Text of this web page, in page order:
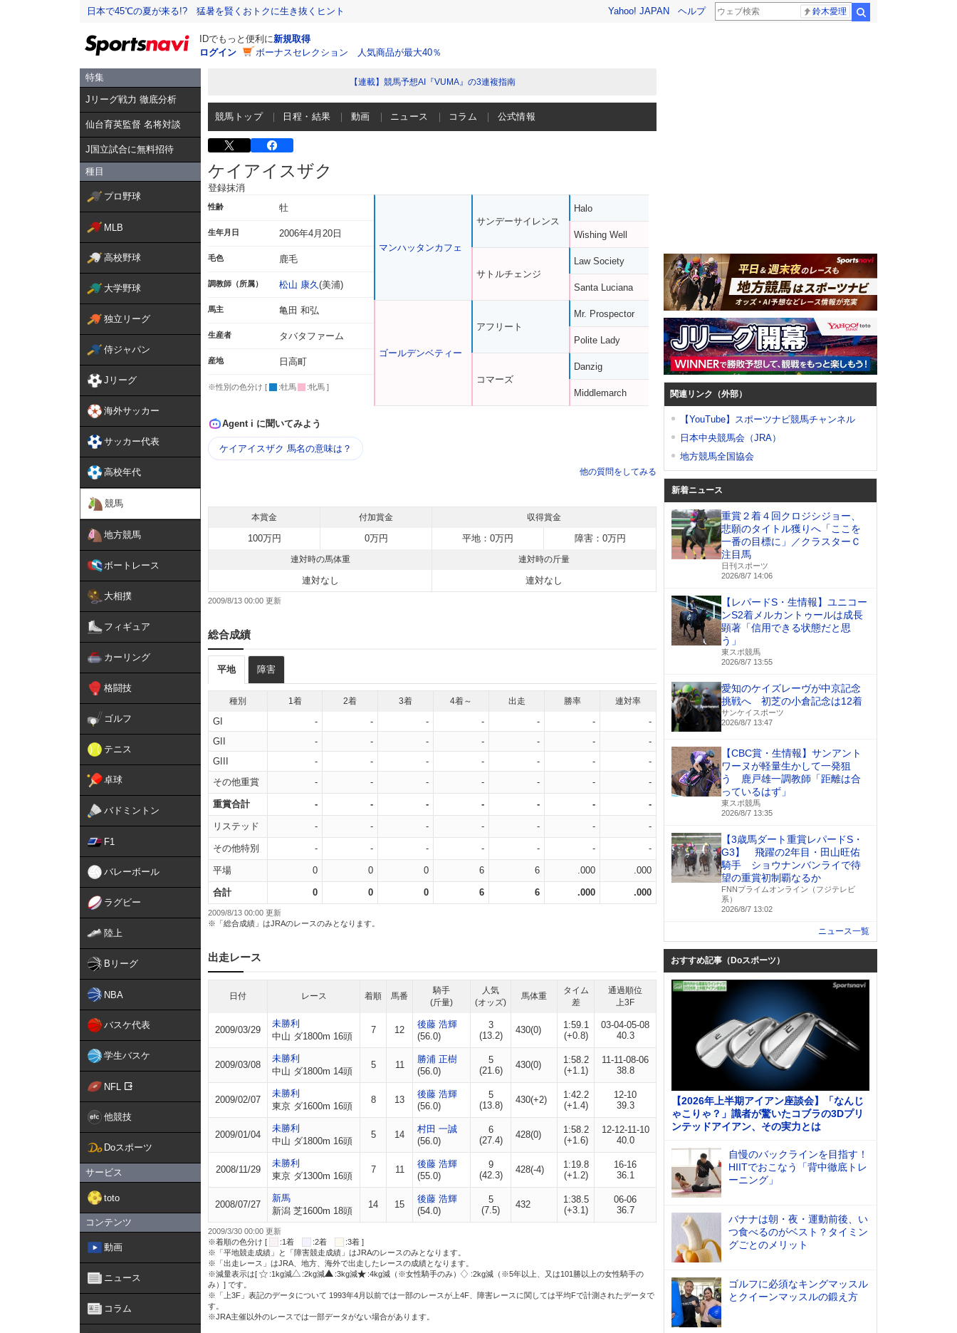
日本で45℃の夏が来る!? 猛暑を賢くおトクに生き抜くヒント Yahoo! JAPAN ヘルプ 鈴木愛理
IDでもっと便利に新規取得
ログイン
ボーナスセレクション 人気商品が最大40％
特集
Jリーグ戦力 徹底分析
仙台育英監督 名将対談
J国立試合に無料招待
種目
プロ野球
MLB
高校野球
大学野球
独立リーグ
侍ジャパン
Jリーグ
海外サッカー
サッカー代表
高校年代
競馬
地方競馬
ボートレース
大相撲
フィギュア
カーリング
格闘技
ゴルフ
テニス
卓球
バドミントン
F1
バレーボール
ラグビー
陸上
Bリーグ
NBA
バスケ代表
学生バスケ
NFL
他競技
Doスポーツ
サービス
toto
コンテンツ
動画
ニュース
コラム
【連載】競馬予想AI『VUMA』の3連複指南
競馬トップ 日程・結果 動画 ニュース コラム 公式情報
ケイアイスザク
登録抹消
性齢 牡
生年月日 2006年4月20日
毛色 鹿毛
調教師（所属） 松山 康久(美浦)
馬主 亀田 和弘
生産者 タバタファーム
産地 日高町
※性別の色分け [ :牡馬 :牝馬 ]
マンハッタンカフェ
ゴールデンベティー
サンデーサイレンス
サトルチェンジ
アフリート
コマーズ
Halo
Wishing Well
Law Society
Santa Luciana
Mr. Prospector
Polite Lady
Danzig
Middlemarch
Agent i に聞いてみよう
ケイアイスザク 馬名の意味は？
他の質問をしてみる
本賞金 付加賞金 収得賞金
100万円 0万円 平地：0万円 障害：0万円
連対時の馬体重 連対時の斤量
連対なし 連対なし
2009/8/13 00:00
総合成績
平地 障害
種別 1着 2着 3着 4着～ 出走 勝率 連対率
GI - - - - - -
-
GII
- - - - - -
-
GIII
- - - - - -
-
その他重賞
- - - - - - -
重賞合計 - - - - - - -
リステッド - - - - - - -
その他特別 - - - - - - -
平場 0 0 0 6 6 .000 .000
合計 0 0 0 6 6 .000 .000
2009/8/13 00:00 更新
※「総合成績」はJRAのレースのみとなります。
出走レース
日付 レース 着順 馬番
騎手
(斤量)
人気
(オッズ)
馬体重
タイム
差
通過順位
上3F
2009/03/29
未勝利
中山 ダ1800m 16頭
7 12
後藤 浩輝
(56.0)
3
(13.2)
430(0)
1:59.1
(+0.8)
03-04-05-08
40.3
2009/03/08
未勝利
中山 ダ1800m 14頭
5 11
勝浦 正樹
(56.0)
5
(21.6)
430(0)
1:58.2
(+1.1)
11-11-08-06
38.8
2009/02/07
未勝利
東京 ダ1600m 16頭
8 13
後藤 浩輝
(56.0)
5
(13.8)
430(+2)
1:42.2
(+1.4)
12-10
39.3
2009/01/04
未勝利
中山 ダ1800m 16頭
5 14
村田 一誠
(56.0)
6
(27.4)
428(0)
1:58.2
(+1.6)
12-12-11-10
40.0
2008/11/29
未勝利
東京 ダ1300m 16頭
7 11
後藤 浩輝
(55.0)
9
(42.3)
428(-4)
1:19.8
(+1.2)
16-16
36.1
2008/07/27
新馬
新潟 芝1600m 18頭
14 15
後藤 浩輝
(54.0)
5
(7.5)
432
1:38.5
(+3.1)
06-06
36.7
2009/3/30 00:00 更新
※着順の色分け [
:1着 :2着
:3着 ]
※「平地競走成績」と「障害競走成績」はJRAのレースのみとなります。
※「出走レース」はJRA、地方、海外で出走したレースの成績となります。
※減量表示は[
:1kg減 :2kg減 :3kg減 :4kg減（※女性騎手のみ）
:2kg減（※5年以上、又は101勝以上の女性騎手の
み）] です。
※「上3F」表記のデータについて 1993年4月以前では一部のレースが上4F、障害レースに関しては平均Fで計測されたデータで
す。
※JRA主催以外のレースでは一部データがない場合があります。
関連リンク（外部）
【YouTube】スポーツナビ競馬チャンネル
日本中央競馬会（JRA）
地方競馬全国協会
新着ニュース
重賞２着４回クロジシジョー、
悲願のタイトル獲りへ「ここを
一番の目標に」／クラスターＣ
注目馬
日刊スポーツ
2026/8/7 14:06
【レパードS・生情報】ユニコー
ンS2着メルカントゥールは成長
顕著「信用できる状態だと思
う」
東スポ競馬
2026/8/7 13:55
愛知のケイズレーヴが中京記念
挑戦へ 初芝の小倉記念は12着
サンケイスポーツ
2026/8/7 13:47
【CBC賞・生情報】サンアント
ワーヌが軽量生かして一発狙
う 鹿戸雄一調教師「距離は合
っているはず」
東スポ競馬
2026/8/7 13:35
【3歳馬ダート重賞レパードS・
G3】 飛躍の2年目・田山旺佑
騎手 ショウナンバンライで待
望の重賞初制覇なるか
FNNプライムオンライン（フジテレビ
系）
2026/8/7 13:02
ニュース一覧
おすすめ記事（Doスポーツ）
【2026年上半期アイアン座談会】「なんじ
ゃこりゃ？」識者が驚いたコブラの3Dプリ
ンテッドアイアン、その実力とは
自慢のバックラインを目指す！
HIITでおこなう「背中徹底トレ
ーニング」
バナナは朝・夜・運動前後、い
つ食べるのがベスト？タイミン
グごとのメリット
ゴルフに必須なキングマッスル
とクイーンマッスルの鍛え方